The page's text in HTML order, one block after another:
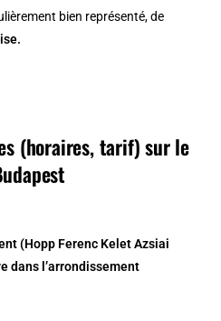
bien représenté, de
(horaires, tarif) sur le
(Hopp Ferenc Kelet Azsiai
dans l’arrondissement